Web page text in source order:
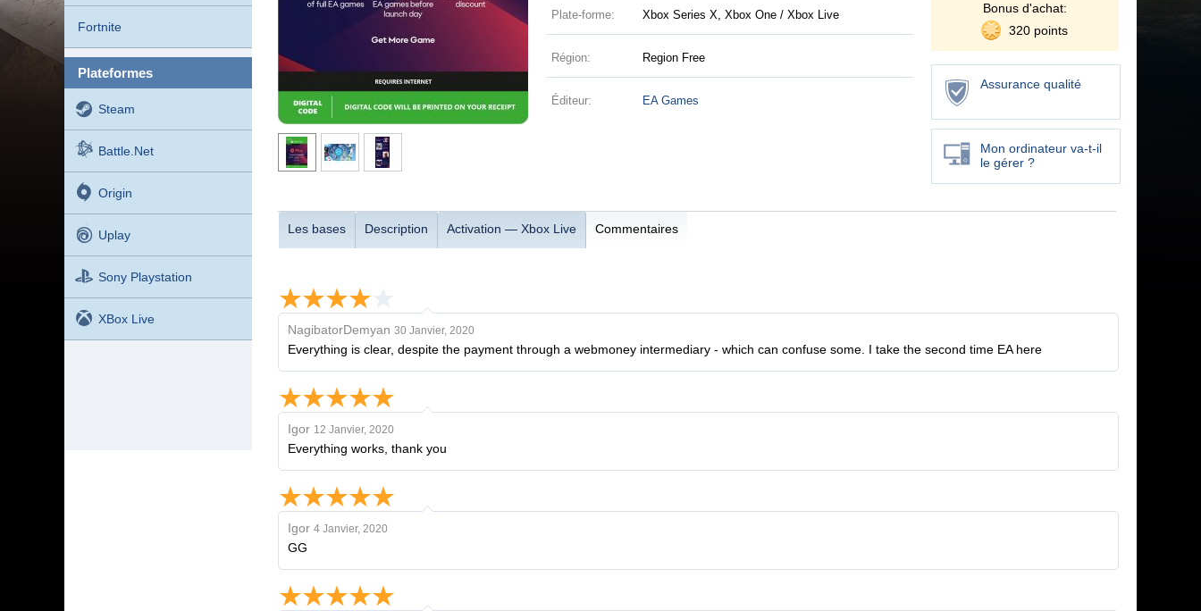
Fortnite
plateformes
Steam
Battle.net
Origin
Uplay
Sony Playstation
XBox Live
Plate-forme: Xbox Series X, Xbox One / Xbox Live
Région: Region Free
Éditeur: EA Games
Bonus d'achat:
320 points
Assurance qualité
Mon ordinateur va-t-il
le gérer ?
Les bases Description Activation — Xbox Live Commentaires
NagibatorDemyan 30 Janvier, 2020
Everything is clear, despite the payment through a webmoney intermediary - which can confuse some. I take the second time EA here
Igor 12 Janvier, 2020
Everything works, thank you
Igor 4 Janvier, 2020
GG